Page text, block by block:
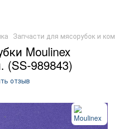
Запчасти для мясорубок и
Moulinex
(SS-989843)
отзыв